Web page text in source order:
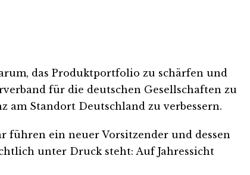
das Produktportfolio zu schärfen und
für die deutschen Gesellschaften zu
am Standort Deutschland zu verbessern.
führen ein neuer Vorsitzender und dessen
unter Druck steht: Auf Jahressicht